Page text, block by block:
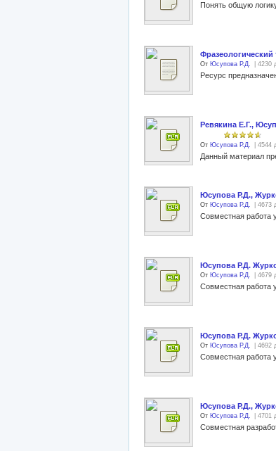
Понять общую
Фразеологический
От Юсупова Р.Д. | 4230
Ревякина Е.Г.,
От Юсупова Р.Д. | 4544
Юсупова Р.Д.,
От Юсупова Р.Д. | 4673
Юсупова Р.Д.
От Юсупова Р.Д. | 4679
Юсупова Р.Д.
От Юсупова Р.Д. | 4692
Юсупова Р.Д.,
От Юсупова Р.Д. | 4701